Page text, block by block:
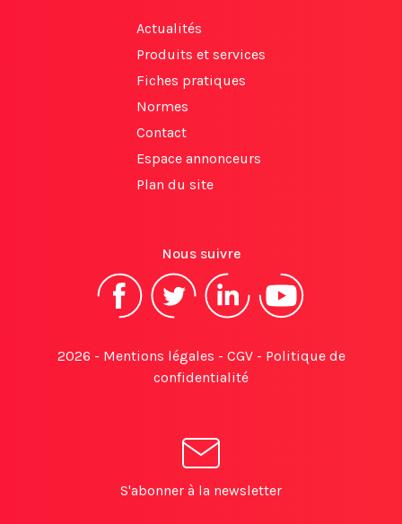
Actualités
Produits et services
Fiches pratiques
Normes
Contact
Espace annonceurs
Plan du site
Nous suivre
2026 - Mentions légales - CGV- Politique de
confidentialité
S'abonner à la newsletter